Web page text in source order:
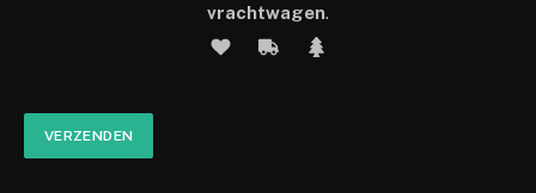
vrachtwagen.